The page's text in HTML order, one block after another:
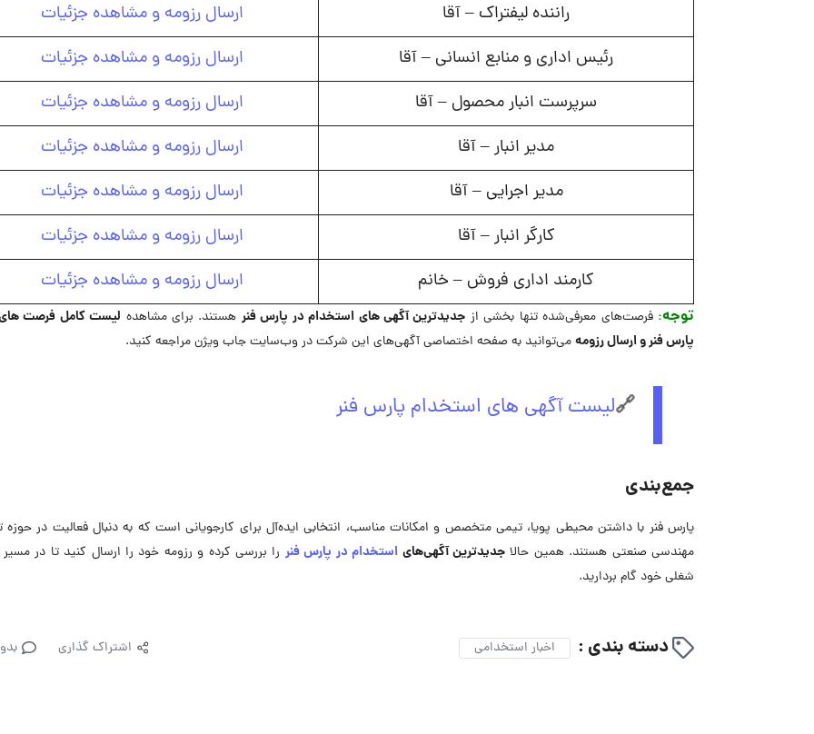
راننده لیفتراک – آقا
ارسال رزومه و مشاهده جزئیات
رئیس اداری و منابع انسانی – آقا
ارسال رزومه و مشاهده جزئیات
سرپرست انبار محصول – آقا
ارسال رزومه و مشاهده جزئیات
مدیر انبار – آقا
ارسال رزومه و مشاهده جزئیات
مدیر اجرایی – آقا
ارسال رزومه و مشاهده جزئیات
کارگر انبار – آقا
ارسال رزومه و مشاهده جزئیات
کارمند اداری فروش – خانم
ارسال رزومه و مشاهده جزئیات
توجه: فرصت‌های معرفی‌شده تنها بخشی از جدیدترین آگهی های استخدام در پارس فنر هستند. برای مشاهده لیست کامل فرصت
پارس فنر و ارسال رزومهمی‌توانید به صفحه اختصاصی آگهی‌های این شرکت در وب‌سایت جاب ویژن مراجعه کنید.
🔗لیست آگهی های استخدام پارس فنر
جمع‌بندی
پارس فنر با داشتن محیطی پویا، تیمی متخصص و امکانات مناسب، انتخابی ایده‌آل برای کارجویانی است که به دنبال فعالیت در حوزه
مهندسی صنعتی هستند. همین حالاجدیدترین آگهی‌های استخدام در پارس فنر را بررسی کرده و رزومه خود را ارسال کنید تا در
شغلی خود گام بردارید.
دسته بندی : اخبار استخدامی اشتراک گذاری